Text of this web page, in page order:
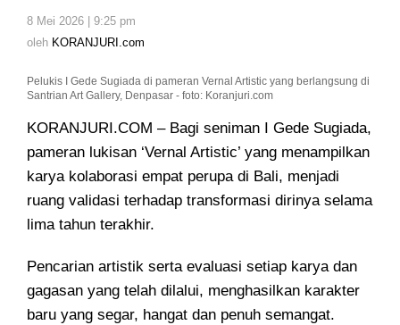
Artistic
8 Mei 2026 | 9:25 pm
oleh KORANJURI.com
Pelukis I Gede Sugiada di pameran Vernal Artistic yang berlangsung di
Santrian Art Gallery, Denpasar - foto: Koranjuri.com
KORANJURI.COM – Bagi seniman I Gede Sugiada,
pameran lukisan ‘Vernal Artistic’ yang menampilkan
karya kolaborasi empat perupa di Bali, menjadi
ruang validasi terhadap transformasi dirinya selama
lima tahun terakhir.
Pencarian artistik serta evaluasi setiap karya dan
gagasan yang telah dilalui, menghasilkan karakter
baru yang segar, hangat dan penuh semangat.